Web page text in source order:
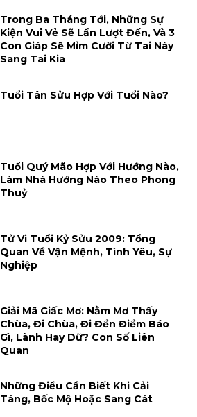
Trong Ba Tháng Tới, Những Sự
Kiện Vui Vẻ Sẽ Lần Lượt Đến, Và 3
Con Giáp Sẽ Mỉm Cười Từ Tai Này
Sang Tai Kia
Tuổi Tân Sửu Hợp Với Tuổi Nào?
Tuổi Quý Mão Hợp Với Hướng Nào,
Làm Nhà Hướng Nào Theo Phong
Thuỷ
Tử Vi Tuổi Kỷ Sửu 2009: Tổng
Quan Về Vận Mệnh, Tình Yêu, Sự
Nghiệp
Giải Mã Giấc Mơ: Nằm Mơ Thấy
Chùa, Đi Chùa, Đi Đền Điềm Báo
Gì, Lành Hay Dữ? Con Số Liên
Quan
Những Điều Cần Biết Khi Cải
Táng, Bốc Mộ Hoặc Sang Cát